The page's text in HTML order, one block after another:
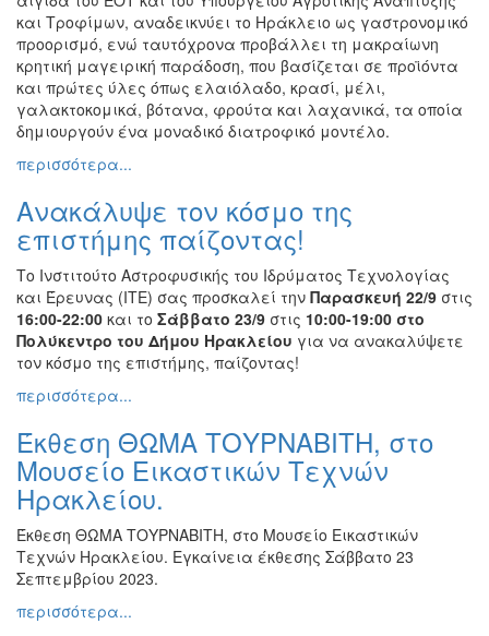
και Τροφίμων, αναδεικνύει το Ηράκλειο ως γαστρονομικό
προορισμό, ενώ ταυτόχρονα προβάλλει τη μακραίωνη
κρητική μαγειρική παράδοση, που βασίζεται σε προϊόντα
και πρώτες ύλες όπως ελαιόλαδο, κρασί, μέλι,
γαλακτοκομικά, βότανα, φρούτα και λαχανικά, τα οποία
δημιουργούν ένα μοναδικό διατροφικό μοντέλο.
περισσότερα...
Ανακάλυψε τον κόσμο της
επιστήμης παίζοντας!
Το Ινστιτούτο Αστροφυσικής του Ιδρύματος Τεχνολογίας
και Έρευνας (ΙΤΕ) σας προσκαλεί την Παρασκευή 22/9 στις
16:00-22:00 και το Σάββατο 23/9 στις 10:00-19:00 στο
Πολύκεντρο του Δήμου Ηρακλείου για να ανακαλύψετε
τον κόσμο της επιστήμης, παίζοντας!
περισσότερα...
Έκθεση ΘΩΜΑ ΤΟΥΡΝΑΒΙΤΗ, στο
Μουσείο Εικαστικών Τεχνών
Ηρακλείου.
Έκθεση ΘΩΜΑ ΤΟΥΡΝΑΒΙΤΗ, στο Μουσείο Εικαστικών
Τεχνών Ηρακλείου. Εγκαίνεια έκθεσης Σάββατο 23
Σεπτεμβρίου 2023.
περισσότερα...